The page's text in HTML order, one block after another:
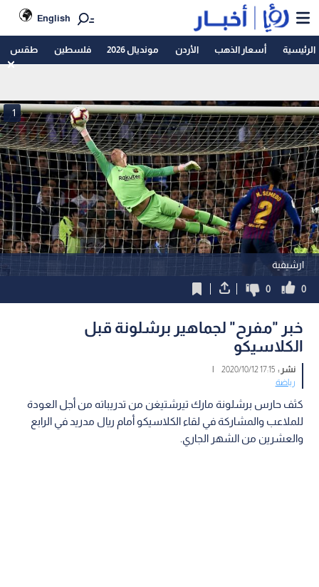
English
الرئيسية أسعار الذهب الأردن مونديال 2026 فلسطين طقس
ارشيفية
1
0
0
خبر "مفرح" لجماهير برشلونة قبل
الكلاسيكو
نشر :17:15 2020/10/12
|
رياضة
كثف حارس برشلونة مارك تيرشتيغن من تدريباته من أجل العودة
للملاعب والمشاركة في لقاء الكلاسيكو أمام ريال مدريد في الرابع
والعشرين من الشهر الجاري.